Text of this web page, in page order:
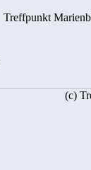
Treffpunkt